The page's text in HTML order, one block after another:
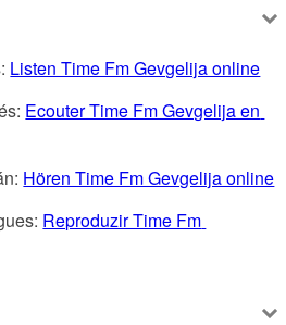
Listen Time Fm Gevgelija online
Ecouter Time Fm Gevgelija en
Hören Time Fm Gevgelija online
Reproduzir Time Fm